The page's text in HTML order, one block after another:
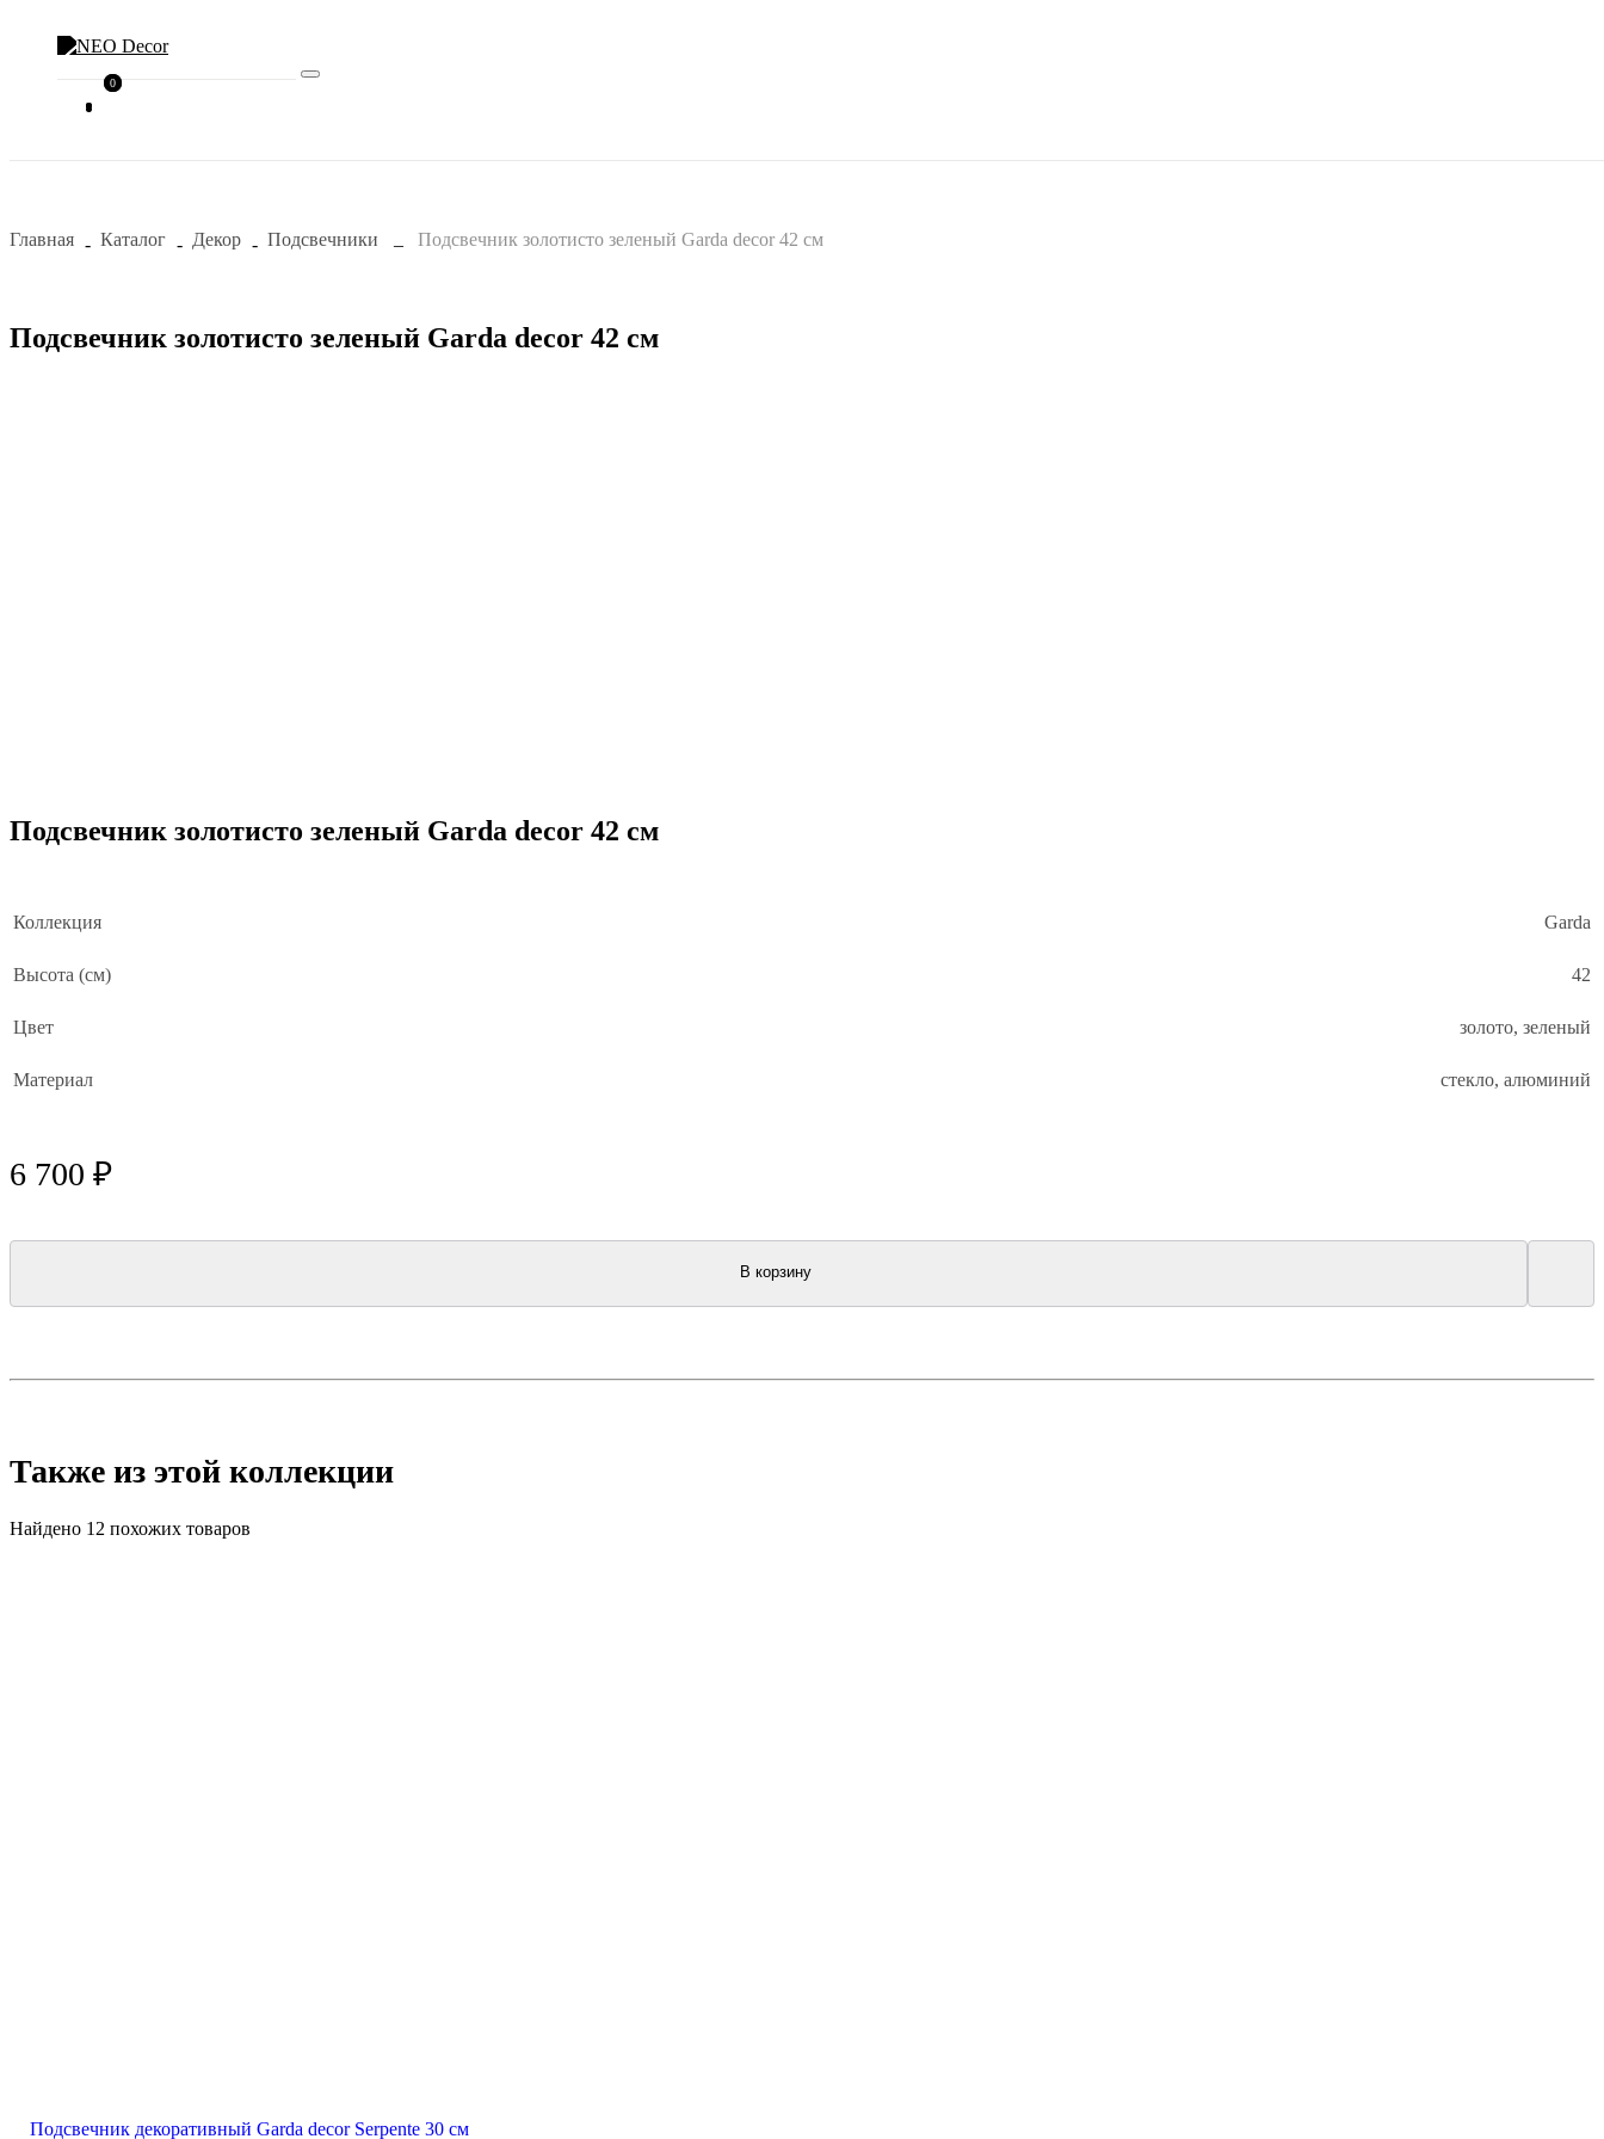
0
0
Главная Каталог Декор Подсвечники Подсвечник золотисто зеленый Garda decor 42 см
Подсвечник золотисто зеленый Garda decor 42 см
Подсвечник золотисто зеленый Garda decor 42 см
Коллекция Garda
Высота (см) 42
Цвет золото, зеленый
Материал стекло, алюминий
6 700 ₽
В корзину
Также из этой коллекции
Найдено 12 похожих товаров
Подсвечник декоративный Garda decor Serpente 30 см